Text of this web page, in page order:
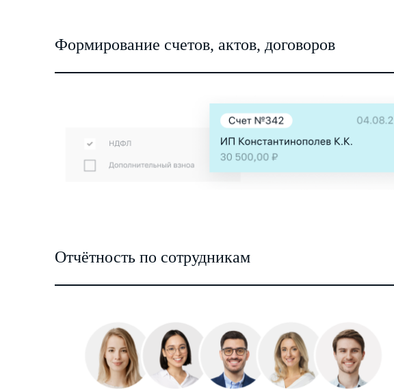
Формирование счетов, актов, договоров
Отчётность по сотрудникам